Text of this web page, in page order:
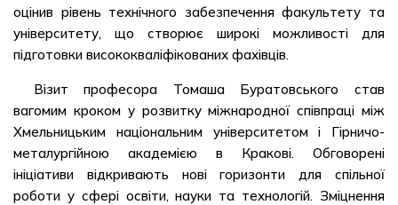
оцінив рівень технічного забезпечення факультету та
університету, що створює широкі можливості для
підготовки висококваліфікованих фахівців.
Візит професора Томаша Буратовського став
вагомим кроком у розвитку міжнародної співпраці між
Хмельницьким національним університетом і Гірничо-
металургійною академією в Кракові. Обговорені
ініціативи відкривають нові горизонти для спільної
роботи у сфері освіти, науки та технологій. Зміцнення